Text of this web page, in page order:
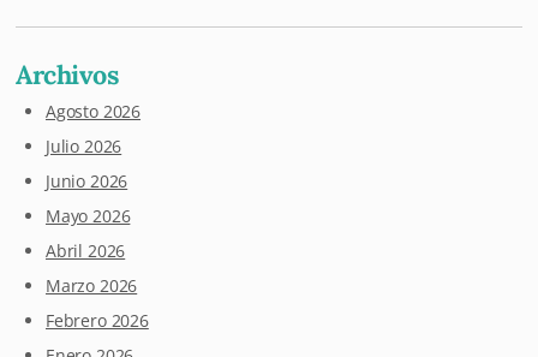
Archivos
Agosto 2026
Julio 2026
Junio 2026
Mayo 2026
Abril 2026
Marzo 2026
Febrero 2026